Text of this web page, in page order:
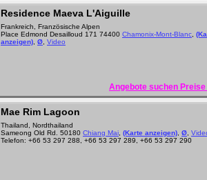
Residence Maeva L'Aiguille
Frankreich, Französische Alpen
Place Edmond Desailloud 171 74400 Chamonix-Mont-Blanc
anzeigen) Ø Video
Angebote suchen
Mae Rim Lagoon
Thailand, Nordthailand
Sameong Old Rd. 50180 Chiang Mai (Karte anzeigen) Ø
Telefon: +66 53 297 288, +66 53 297 289, +66 53 297 290